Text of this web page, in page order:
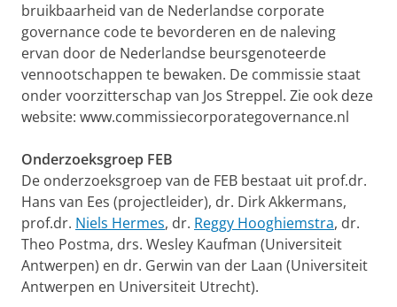
bruikbaarheid van de Nederlandse corporate
governance code te bevorderen en de naleving
ervan door de Nederlandse beursgenoteerde
vennootschappen te bewaken. De commissie staat
onder voorzitterschap van Jos Streppel. Zie ook deze
website: www.commissiecorporategovernance.nl
Onderzoeksgroep FEB
De onderzoeksgroep van de FEB bestaat uit prof.dr.
Hans van Ees (projectleider), dr. Dirk Akkermans,
prof.dr. Niels Hermes, dr. Reggy Hooghiemstra, dr.
Theo Postma, drs. Wesley Kaufman (Universiteit
Antwerpen) en dr. Gerwin van der Laan (Universiteit
Antwerpen en Universiteit Utrecht).